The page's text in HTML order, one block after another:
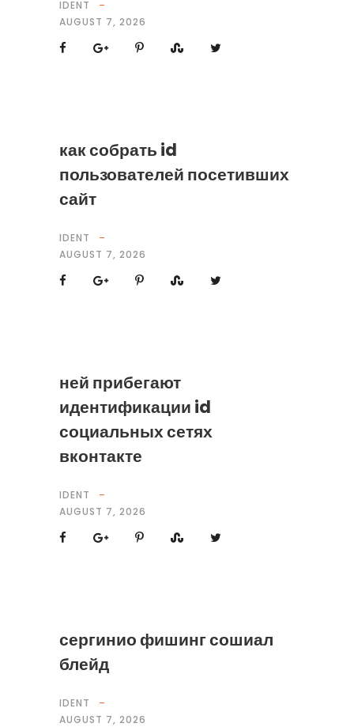
IDENT
AUGUST 7, 2026
как собрать id
пользователей посетивших
сайт
IDENT
AUGUST 7, 2026
ней прибегают
идентификации id
социальных сетях
вконтакте
IDENT
AUGUST 7, 2026
сергинио фишинг сошиал
блейд
IDENT
AUGUST 7, 2026